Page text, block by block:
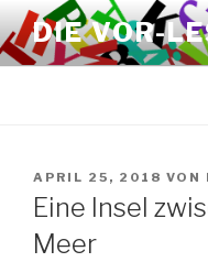
Zum
Inhalt
springen
DIE VOR-
VERÖFFENTLICHT
AM
APRIL 25, 2018 VON
Eine Insel
Meer